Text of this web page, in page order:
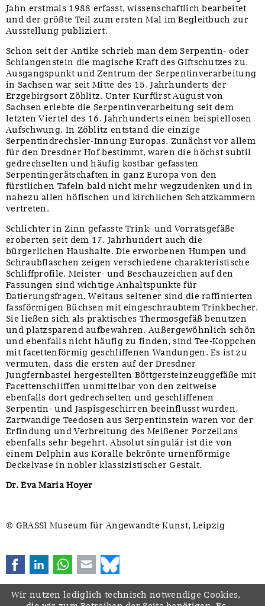
Jahn erstmals 1988 erfasst, wissenschaftlich bearbeitet
und der größte Teil zum ersten Mal im Begleitbuch zur
Ausstellung publiziert.
Schon seit der Antike schrieb man dem Serpentin- oder
Schlangenstein die magische Kraft des Giftschutzes zu.
Ausgangspunkt und Zentrum der Serpentinverarbeitung
in Sachsen war seit Mitte des 15. Jahrhunderts der
Erzgebirgsort Zöblitz. Unter Kurfürst August von
Sachsen erlebte die Serpentinverarbeitung seit dem
letzten Viertel des 16. Jahrhunderts einen beispiellosen
Aufschwung. In Zöblitz entstand die einzige
Serpentindrechsler-Innung Europas. Zunächst vor allem
für den Dresdner Hof bestimmt, waren die höchst subtil
gedrechselten und häufig kostbar gefassten
Serpentingerätschaften in ganz Europa von den
fürstlichen Tafeln bald nicht mehr wegzudenken und in
nahezu allen höfischen und kirchlichen Schatzkammern
vertreten.
Schlichter in Zinn gefasste Trink- und Vorratsgefäße
eroberten seit dem 17. Jahrhundert auch die
bürgerlichen Haushalte. Die erworbenen Humpen und
Schraubflaschen zeigen verschiedene charakteristische
Schliffprofile. Meister- und Beschauzeichen auf den
Fassungen sind wichtige Anhaltspunkte für
Datierungsfragen. Weitaus seltener sind die raffinierten
fassförmigen Büchsen mit eingeschraubtem Trinkbecher.
Sie ließen sich als praktisches Thermosgefäß benutzen
und platzsparend aufbewahren. Außergewöhnlich schön
und ebenfalls nicht häufig zu finden, sind Tee-Koppchen
mit facettenförmig geschliffenen Wandungen. Es ist zu
vermuten, dass die ersten auf der Dresdner
Jungfernbastei hergestellten Böttgersteinzeuggefäße mit
Facettenschliffen unmittelbar von den zeitweise
ebenfalls dort gedrechselten und geschliffenen
Serpentin- und Jaspisgeschirren beeinflusst wurden.
Zartwandige Teedosen aus Serpentinstein waren vor der
Erfindung und Verbreitung des Meißener Porzellans
ebenfalls sehr begehrt. Absolut singulär ist die von
einem Delphin aus Koralle bekrönte urnenförmige
Deckelvase in nobler klassizistischer Gestalt.
Dr. Eva Maria Hoyer
© GRASSI Museum für Angewandte Kunst, Leipzig
FacebookLinkedInWhatsApp
E-mail
Wir nutzen lediglich technisch notwendige Cookies,